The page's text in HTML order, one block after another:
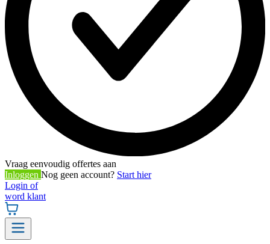
Vraag eenvoudig offertes aan
Inloggen Nog geen account? Start hier
Login of
word klant